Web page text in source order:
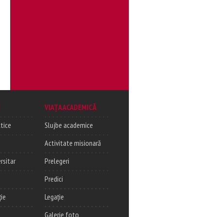
VIAȚA ACADEMICĂ
Slujbe academice
Activitate misionară
Prelegeri
Predici
Legație
Galerie foto